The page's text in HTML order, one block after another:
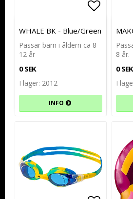
Lägg
Lägg
WHALE BK - Blue/Green
Passar barn i åldern ca 8-
12 år
0 SEK
I lager: 2012
INFO
8 år.
0 SEK
I